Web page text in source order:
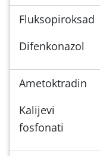
Fluksopiroksad
Difenkonazol
Ametoktradin
Kalijevi
fosfonati